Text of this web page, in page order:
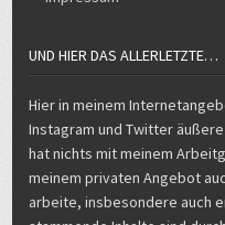
UND HIER DAS ALLERLETZTE…
Hier in meinem
Instagram und Twitter
hat nichts mit meinem
meinem privaten Angebot
arbeite, insbesondere auch